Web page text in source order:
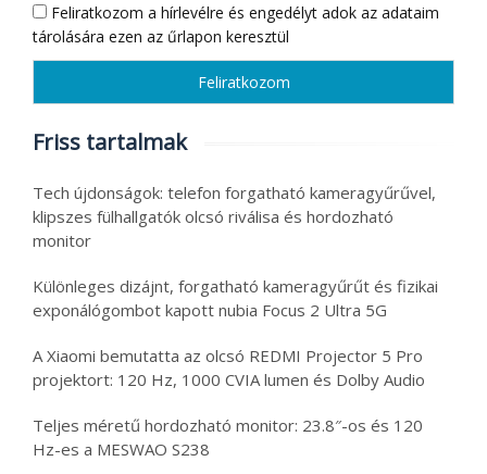
Feliratkozom a hírlevélre és engedélyt adok az adataim
tárolására ezen az űrlapon keresztül
Friss tartalmak
Tech újdonságok: telefon forgatható kameragyűrűvel,
klipszes fülhallgatók olcsó riválisa és hordozható
monitor
Különleges dizájnt, forgatható kameragyűrűt és fizikai
exponálógombot kapott nubia Focus 2 Ultra 5G
A Xiaomi bemutatta az olcsó REDMI Projector 5 Pro
projektort: 120 Hz, 1000 CVIA lumen és Dolby Audio
Teljes méretű hordozható monitor: 23.8″-os és 120
Hz-es a MESWAO S238